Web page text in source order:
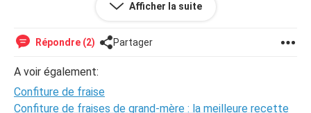
comment cela fonctionne t'il?
Merci pour vos réponses Mesdames.
Philippe
Afficher la suite
Répondre (2) Partager
A voir également:
Confiture de fraise
Confiture de fraises de grand-mère : la meilleure recette